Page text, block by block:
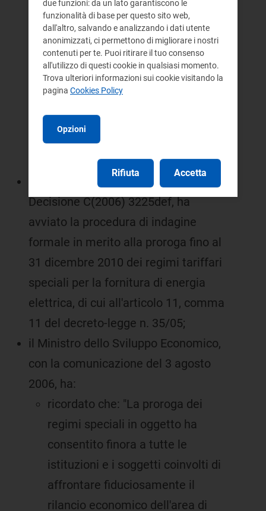
35/05, con deliberazione n. 128/06
l'Autorità ha riformato la disciplina
posta dalla deliberazione n. 286/05,
in particolare rimuovendo le
specifica garanzia di pagamento da
parte dei beneficiari dei regimi
tariffari speciali;
la Commissione europea, con
Decisione C(2006) 3225def, ha
avviato la procedura di indagine
formale in merito alla proroga fino al
31 dicembre 2010 dei regimi tariffari
speciali per la fornitura di energia
elettrica, di cui all'articolo 11, comma
11 del decreto-legge n. 35/05;
il Ministro dello Sviluppo Economico,
con la comunicazione del 3 agosto
2006, ha:
ricordato che: "La proroga dei
regimi speciali in oggetto ha
consentito finora a tutte le
istituzioni e i soggetti coinvolti di
affrontare fiduciosamente il
rilancio economico dell'area di
due funzioni: da un lato garantiscono le
funzionalità di base per questo sito web,
dall'altro, salvando e analizzando i dati utente
anonimizzati, ci permettono di migliorare i nostri
contenuti per te. Puoi ritirare il tuo consenso
all'utilizzo di questi cookie in qualsiasi momento.
Trova ulteriori informazioni sui cookie visitando la
pagina Cookies Policy
Opzioni
Rifiuta Accetta